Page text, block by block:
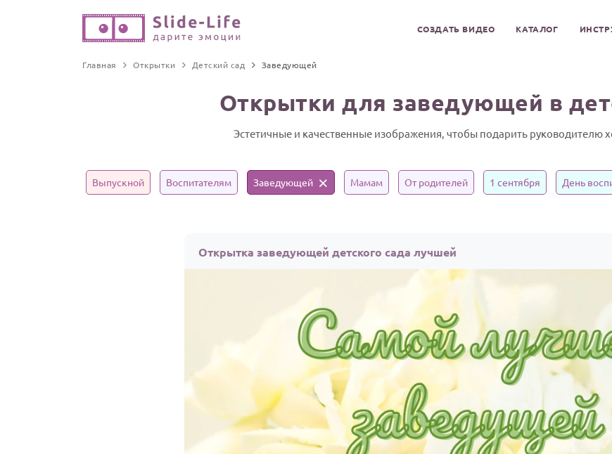
СОЗДАТЬ ВИДЕО КАТАЛОГ
Главная Открытки Детский сад Заведующей
Открытки для заведующей в
Эстетичные и качественные изображения, чтобы подарить руководителю
Выпускной Воспитателям Заведующей Мамам От родителей 1 сентября День
Открытка заведующей детского сада лучшей